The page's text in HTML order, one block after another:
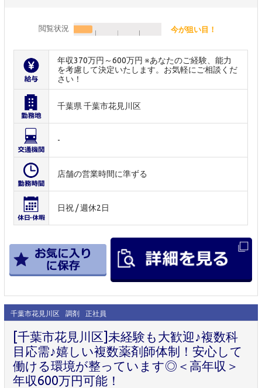
閲覧状況 今が狙い目！
年収370万円～600万円 ※あなたのご経験、能力
を考慮して決定いたします。お気軽にご相談くだ
さい！
千葉県 千葉市花見川区
-
店舗の営業時間に準ずる
日祝 / 週休2日
千葉市花見川区 調剤 正社員
[千葉市花見川区]未経験も大歓迎♪複数科
目応需♪嬉しい複数薬剤師体制！安心して
働ける環境が整っています◎＜高年収＞
年収600万円可能！